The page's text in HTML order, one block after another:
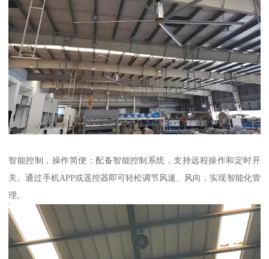
智能控制，操作简便：配备智能控制系统，支持远程操作和定时开
关。通过手机APP或遥控器即可轻松调节风速、风向，实现智能化管
理。